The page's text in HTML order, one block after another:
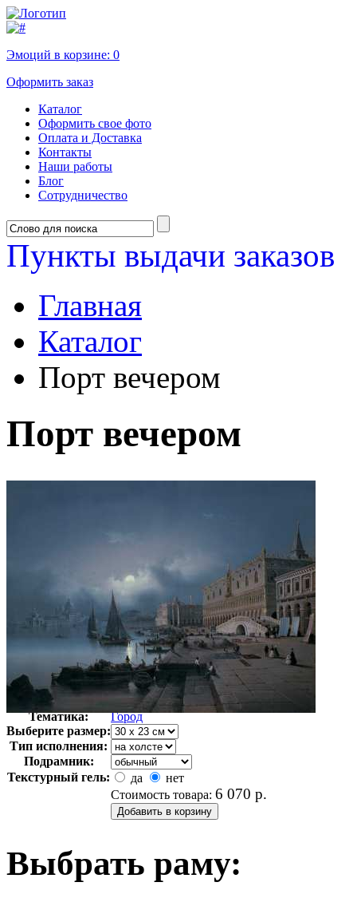
Эмоций в корзине: 0
Оформить заказ
Каталог
Оформить свое фото
Оплата и Доставка
Контакты
Наши работы
Блог
Сотрудничество
Пункты выдачи заказов
Главная
Каталог
Порт вечером
Порт вечером
Автор:
Каффи Ипполито
Арт-стиль
Классицизм
Тематика:
Город
Выберите размер:
Тип исполнения:
Подрамник:
Текстурный гель:
да
нет
Стоимость товара: 6 070 р.
Выбрать раму: